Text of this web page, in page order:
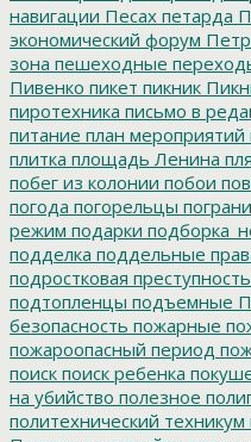
навигации Песах петарда
экономический форум
зона пешеходные
Пивенко пикет пикник
пиротехника письмо в
питание план мероприятий
плитка площадь Ленина
побег из колонии побои
погода погорельцы
режим подарки
подделка поддельные
подростковая преступность
подтопленцы подъемные
безопасность пожарные
пожароопасный период
поиск поиск ребенка
на убийство полезное
политехнический техникум